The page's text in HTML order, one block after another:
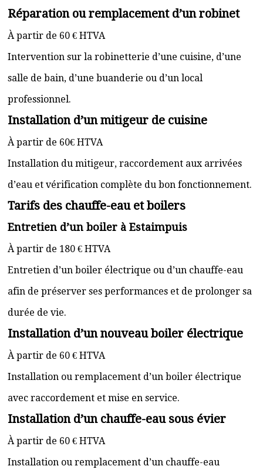
Réparation ou remplacement d’un robinet
À partir de 60 € HTVA
Intervention sur la robinetterie d’une cuisine, d’une
salle de bain, d’une buanderie ou d’un local
professionnel.
Installation d’un mitigeur de cuisine
À partir de 60€ HTVA
Installation du mitigeur, raccordement aux arrivées
d’eau et vérification complète du bon fonctionnement.
Tarifs des chauffe-eau et boilers
Entretien d’un boiler à Estaimpuis
À partir de 180 € HTVA
Entretien d’un boiler électrique ou d’un chauffe-eau
afin de préserver ses performances et de prolonger sa
durée de vie.
Installation d’un nouveau boiler électrique
À partir de 60 € HTVA
Installation ou remplacement d’un boiler électrique
avec raccordement et mise en service.
Installation d’un chauffe-eau sous évier
À partir de 60 € HTVA
Installation ou remplacement d’un chauffe-eau